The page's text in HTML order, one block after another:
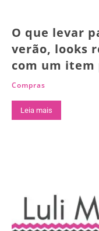
O que levar
verão, looks
com um item
Compras
Leia mais